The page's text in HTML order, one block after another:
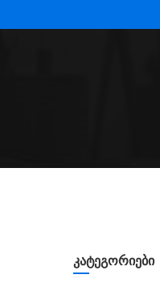
ᲙᲐᲢᲔᲒᲝᲠᲘᲔᲑᲘ